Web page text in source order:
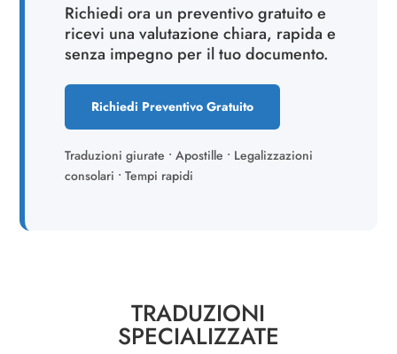
Richiedi ora un preventivo gratuito e
ricevi una valutazione chiara, rapida e
senza impegno per il tuo documento.
Richiedi Preventivo Gratuito
Traduzioni giurate • Apostille • Legalizzazioni
consolari • Tempi rapidi
TRADUZIONI
SPECIALIZZATE